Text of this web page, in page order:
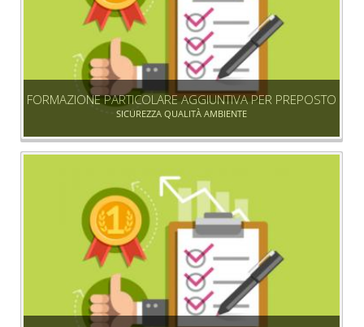
FORMAZIONE PARTICOLARE AGGIUNTIVA PER PREPOSTO
SICUREZZA QUALITÀ AMBIENTE